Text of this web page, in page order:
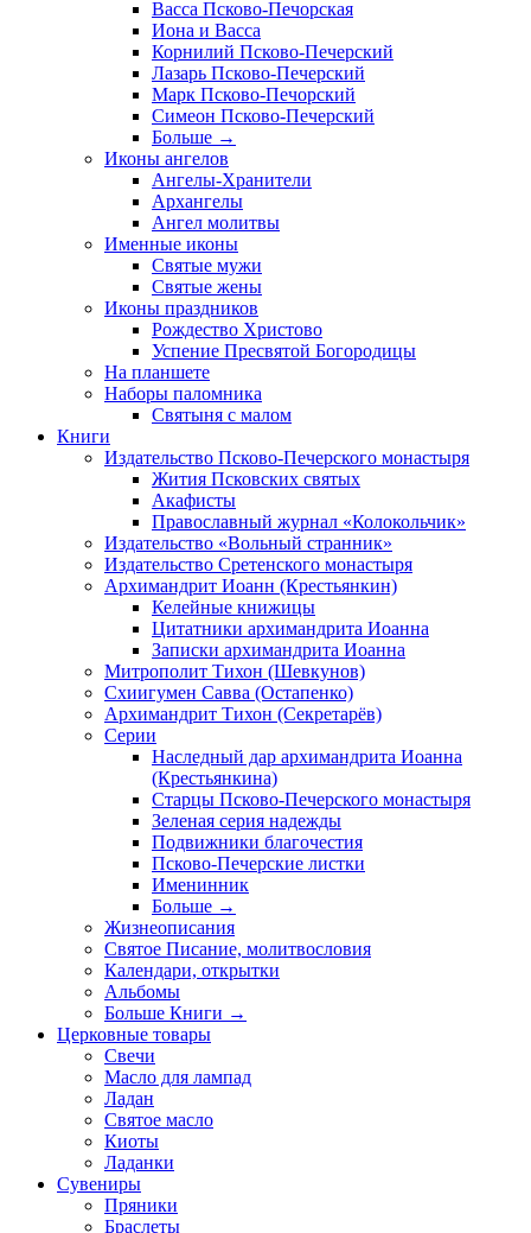
Васса Псково-Печорская
Иона и Васса
Корнилий Псково-Печерский
Лазарь Псково-Печерский
Марк Псково-Печорский
Симеон Псково-Печерский
Больше →
Иконы ангелов
Ангелы-Хранители
Архангелы
Ангел молитвы
Именные иконы
Святые мужи
Святые жены
Иконы праздников
Рождество Христово
Успение Пресвятой Богородицы
На планшете
Наборы паломника
Святыня с малом
Книги
Издательство Псково-Печерского монастыря
Жития Псковских святых
Акафисты
Православный журнал «Колокольчик»
Издательство «Вольный странник»
Издательство Сретенского монастыря
Архимандрит Иоанн (Крестьянкин)
Келейные книжицы
Цитатники архимандрита Иоанна
Записки архимандрита Иоанна
Митрополит Тихон (Шевкунов)
Схиигумен Савва (Остапенко)
Архимандрит Тихон (Секретарёв)
Серии
Наследный дар архимандрита Иоанна
(Крестьянкина)
Старцы Псково-Печерского монастыря
Зеленая серия надежды
Подвижники благочестия
Псково-Печерские листки
Именинник
Больше →
Жизнеописания
Святое Писание, молитвословия
Календари, открытки
Альбомы
Больше Книги →
Церковные товары
Свечи
Масло для лампад
Ладан
Святое масло
Киоты
Ладанки
Сувениры
Пряники
Браслеты